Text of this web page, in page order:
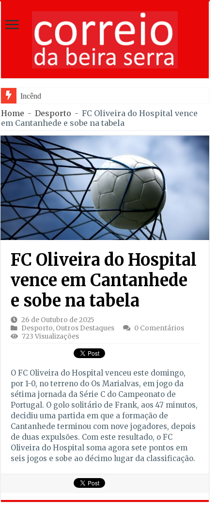
Incêndios em Fornos de Algodres
Home - Desporto - FC Oliveira do Hospital vence
em Cantanhede e sobe na tabela
FC Oliveira do Hospital
vence em Cantanhede
e sobe na tabela
26 de Outubro de 2025
Desporto, Outros Destaques
0 Comentários
723 Visualizações
O FC Oliveira do Hospital venceu este domingo,
por 1-0, no terreno do Os Marialvas, em jogo da
sétima jornada da Série C do Campeonato de
Portugal. O golo solitário de Frank, aos 47 minutos,
decidiu uma partida em que a formação de
Cantanhede terminou com nove jogadores, depois
de duas expulsões. Com este resultado, o FC
Oliveira do Hospital soma agora sete pontos em
seis jogos e sobe ao décimo lugar da classificação.